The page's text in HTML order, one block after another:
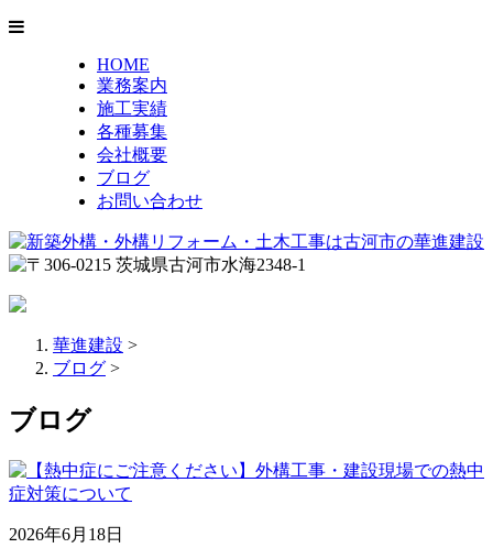
HOME
業務案内
施工実績
各種募集
会社概要
ブログ
お問い合わせ
華進建設 >
ブログ >
ブログ
2026年6月18日